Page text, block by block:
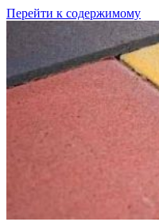
Перейти к содержимому